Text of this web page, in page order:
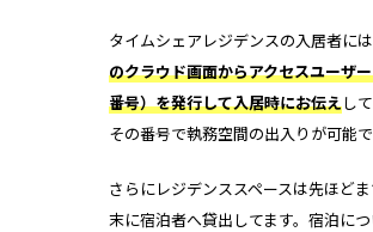
タイムシェアレジデンスの入居者に
のクラウド画面からアクセスユーザ
番号）を発行して入居時にお伝えし
その番号で執務空間の出入りが可能で
さらにレジデンススペースは先ほど
末に宿泊者へ貸出してます。宿泊に